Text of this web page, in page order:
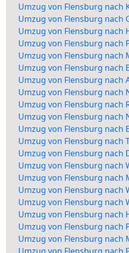
Umzug von Flensburg nach
Umzug von Flensburg nach
Umzug von Flensburg nach
Umzug von Flensburg nach
Umzug von Flensburg nach
Umzug von Flensburg nach
Umzug von Flensburg nach
Umzug von Flensburg nach
Umzug von Flensburg nach
Umzug von Flensburg nach
Umzug von Flensburg nach
Umzug von Flensburg nach
Umzug von Flensburg nach
Umzug von Flensburg nach
Umzug von Flensburg nach
Umzug von Flensburg nach
Umzug von Flensburg nach
Umzug von Flensburg nach
Umzug von Flensburg nach
Umzug von Flensburg nach